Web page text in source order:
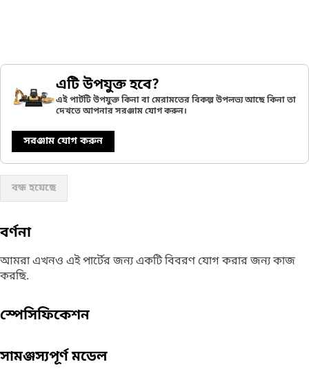
এটি উপযুক্ত হবে?
এই পার্টটি উপযুক্ত কিনা বা মেরামতের বিকল্প উপলভ্য আছে কিনা তা
দেখতে আপনার সরঞ্জাম যোগ করুন।
সরঞ্জাম যোগ করুন
বন্ধ হয়েছে
বর্ণনা
আমরা এখনও এই পার্টের জন্য একটি বিবরণ যোগ করার জন্য কাজ
করছি.
স্পেসিফিকেশন
সামঞ্জস্যপূর্ণ মডেল